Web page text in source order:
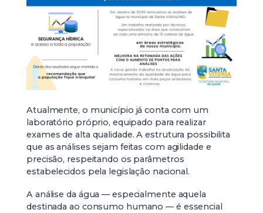
Atualmente, o município já conta com um
laboratório próprio, equipado para realizar
exames de alta qualidade. A estrutura possibilita
que as análises sejam feitas com agilidade e
precisão, respeitando os parâmetros
estabelecidos pela legislação nacional.
A análise da água — especialmente aquela
destinada ao consumo humano — é essencial